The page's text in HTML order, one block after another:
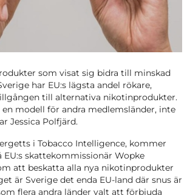
som visat sig bidra till minskad
har EU:s lägsta andel rökare,
till alternativa nikotinprodukter.
en modell för andra medlemsländer, inte
Jessica Polfjärd.
i Tobacco Intelligence, kommer
EU:s skattekommissionär Wopke
att beskatta alla nya nikotinprodukter
är Sverige det enda EU-land där snus är
flera andra länder valt att förbjuda